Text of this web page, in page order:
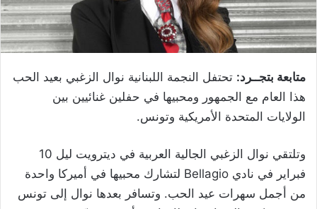
متابعة بتجــرد: تحتفل النجمة اللبنانية نوال الزغبي بعيد الحب
هذا العام مع الجمهور ومحبيها في حفلين غنائيين بين
الولايات المتحدة الأمريكية وتونس.
وتلتقي نوال الزغبي الجالية العربية في ديترويت ليل 10
فبراير في نادي Bellagio لتشارك محبيها في أميركا واحدة
من أجمل سهرات عيد الحب. وتسافر بعدها نوال إلى تونس